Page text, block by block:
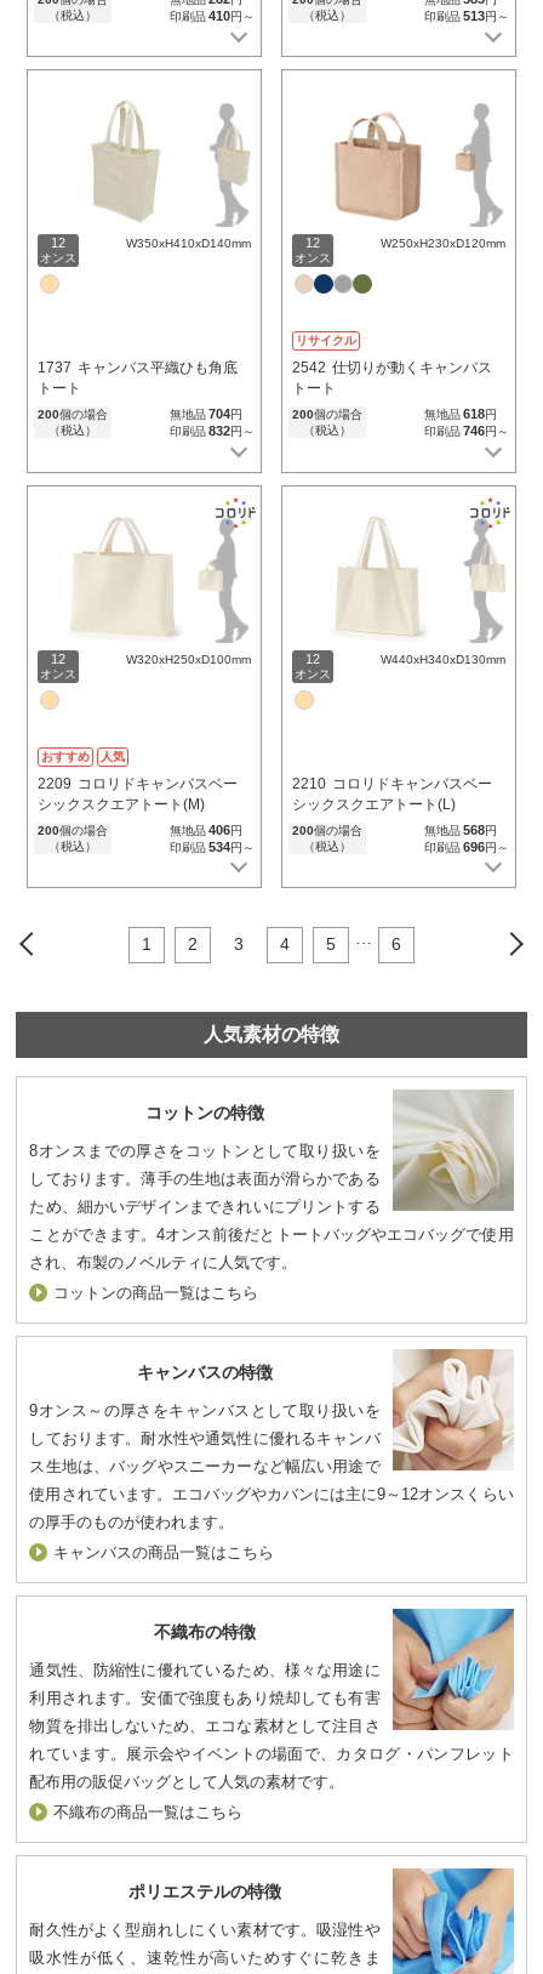
（税込）
印刷品410円～
（税込）
印刷品513円～
12
オンス
W350xH410xD140mm
1737 キャンバス平織ひも角底
トート
200個の場合
（税込）
無地品704円
印刷品832円～
12
オンス
W250xH230xD120mm
リサイクル
2542 仕切りが動くキャンバス
トート
200個の場合
（税込）
無地品618円
印刷品746円～
12
オンス
W320xH250xD100mm
おすすめ 人気
2209 コロリドキャンバスベー
シックスクエアトート(M)
200個の場合
（税込）
無地品406円
印刷品534円～
12
オンス
W440xH340xD130mm
2210 コロリドキャンバスベー
シックスクエアトート(L)
200個の場合
（税込）
無地品568円
印刷品696円～
< 1 2 3 4 5 6 >
人気素材の特徴
コットンの特徴
8オンスまでの厚さをコットンとして取り扱いを
しております。薄手の生地は表面が滑らかである
ため、細かいデザインまできれいにプリントする
ことができます。4オンス前後だとトートバッグやエコバッグで使用
され、布製のノベルティに人気です。
コットンの商品一覧はこちら
キャンバスの特徴
9オンス～の厚さをキャンバスとして取り扱いを
しております。耐水性や通気性に優れるキャンバ
ス生地は、バッグやスニーカーなど幅広い用途で
使用されています。エコバッグやカバンには主に9～12オンスくらい
の厚手のものが使われます。
キャンバスの商品一覧はこちら
不織布の特徴
通気性、防縮性に優れているため、様々な用途に
利用されます。安価で強度もあり焼却しても有害
物質を排出しないため、エコな素材として注目さ
れています。展示会やイベントの場面で、カタログ・パンフレット
配布用の販促バッグとして人気の素材です。
不織布の商品一覧はこちら
ポリエステルの特徴
耐久性がよく型崩れしにくい素材です。吸湿性や
吸水性が低く、速乾性が高いためすぐに乾きま